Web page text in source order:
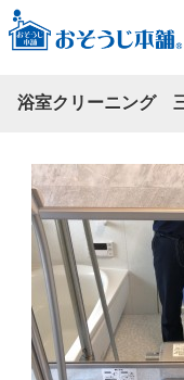
浴室クリーニング